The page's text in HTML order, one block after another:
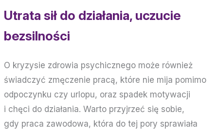
Utrata sił do działania, uczucie
bezsilności
O kryzysie zdrowia psychicznego może również
świadczyć zmęczenie pracą, które nie mija pomimo
odpoczynku czy urlopu, oraz spadek motywacji
i chęci do działania. Warto przyjrzeć się sobie,
gdy praca zawodowa, która do tej pory sprawiała